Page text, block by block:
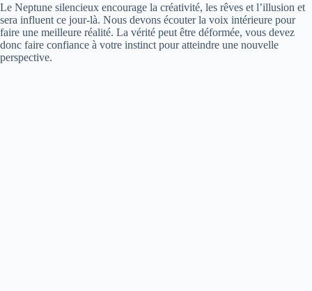
Le Neptune silencieux encourage la créativité, les rêves et l’illusion et
sera influent ce jour-là. Nous devons écouter la voix intérieure pour
faire une meilleure réalité. La vérité peut être déformée, vous devez
donc faire confiance à votre instinct pour atteindre une nouvelle
perspective.